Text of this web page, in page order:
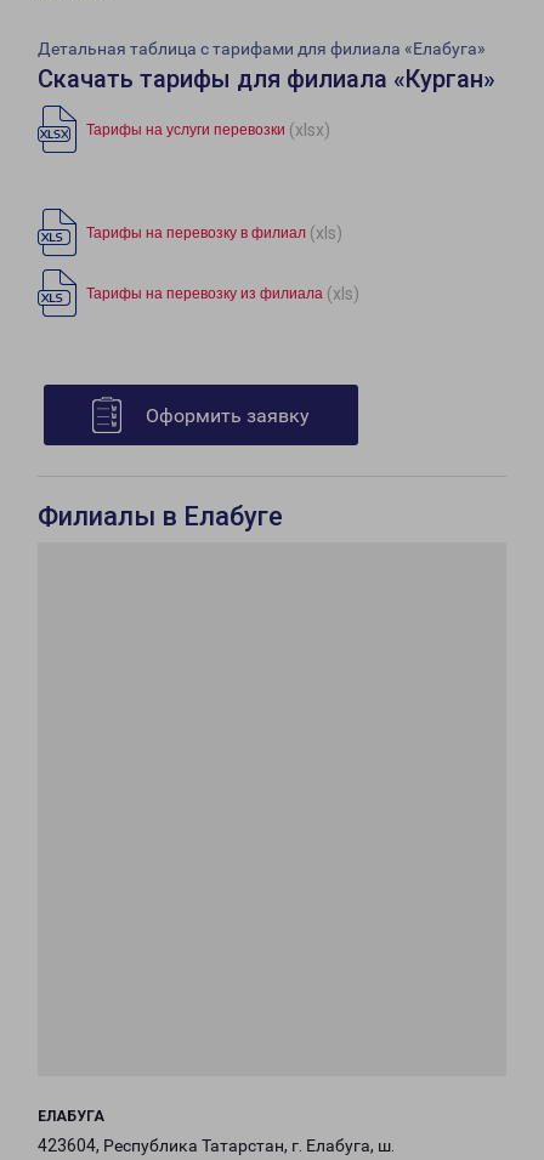
Детальная таблица с тарифами для филиала «Елабуга»
Скачать тарифы для филиала «Курган»
Тарифы на услуги перевозки (xlsx)
Тарифы на перевозку в филиал (xls)
Тарифы на перевозку из филиала (xls)
Оформить заявку
Филиалы в Елабуге
ЕЛАБУГА
423604, Республика Татарстан, г. Елабуга, ш.